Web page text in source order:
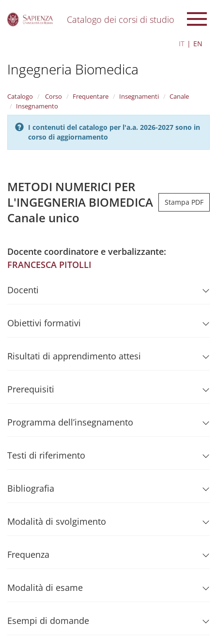
Catalogo dei corsi di studio
IT EN
Ingegneria Biomedica
Catalogo Corso Frequentare Insegnamenti
Canale
Insegnamento
I contenuti del catalogo per l'a.a. 2026-2027 sono in
corso di aggiornamento
METODI NUMERICI PER
L'INGEGNERIA BIOMEDICA
Canale unico
Stampa PDF
Docente coordinatore e verbalizzante:
FRANCESCA PITOLLI
Docenti
Obiettivi formativi
Risultati di apprendimento attesi
Prerequisiti
Programma dell’insegnamento
Testi di riferimento
Bibliografia
Modalità di svolgimento
Frequenza
Modalità di esame
Esempi di domande